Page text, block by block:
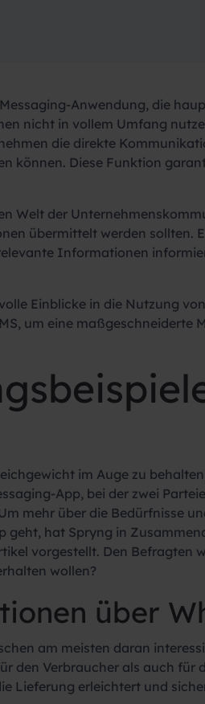
Anwendung, die
nicht in vollem Umfang
die direkte
können. Diese Funktion
Welt der
übermittelt werden sollten.
Informationen
Einblicke in die Nutzung
um eine
im Auge zu
App, bei der zwei
mehr über die Bedürfnisse
geht, hat Spryng in
vorgestellt. Den Befragten
wollen?
über
am meisten daran
den Verbraucher als auch
Lieferung erleichtert und